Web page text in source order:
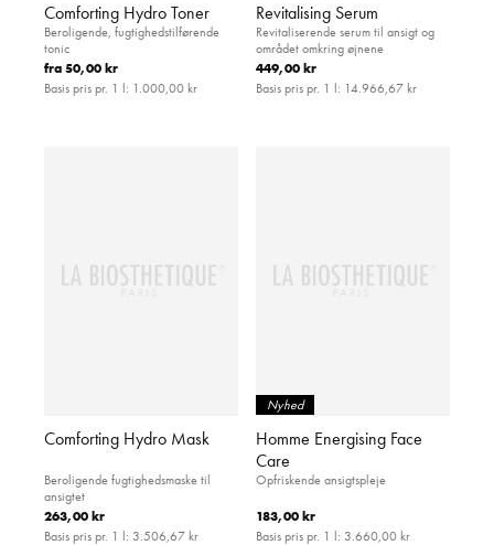
Comforting Hydro Toner
Beroligende, fugtighedstilførende
tonic
fra50,00 kr
Basis pris pr. 1 l: 1.000,00 kr
Revitalising Serum
Revitaliserende serum til ansigt og
området omkring øjnene
449,00 kr
Basis pris pr. 1 l: 14.966,67 kr
Comforting Hydro Mask
Beroligende fugtighedsmaske til
ansigtet
263,00 kr
Basis pris pr. 1 l: 3.506,67 kr
Nyhed
Homme Energising Face
Care
Opfriskende ansigtspleje
183,00 kr
Basis pris pr. 1 l: 3.660,00 kr